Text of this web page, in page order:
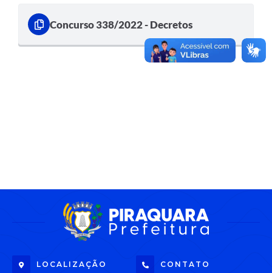
Concurso 338/2022 - Decretos
LOCALIZAÇÃO CONTATO